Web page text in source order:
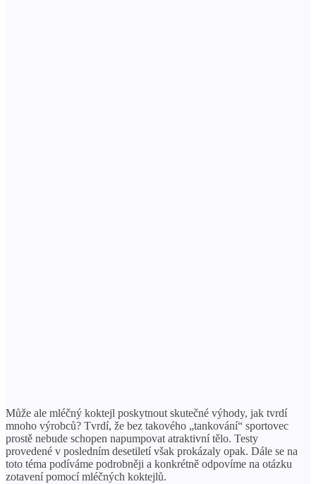
Může ale mléčný koktejl poskytnout skutečné výhody, jak tvrdí
mnoho výrobců? Tvrdí, že bez takového „tankování“ sportovec
prostě nebude schopen napumpovat atraktivní tělo. Testy
provedené v posledním desetiletí však prokázaly opak. Dále se na
toto téma podíváme podrobněji a konkrétně odpovíme na otázku
zotavení pomocí mléčných koktejlů.